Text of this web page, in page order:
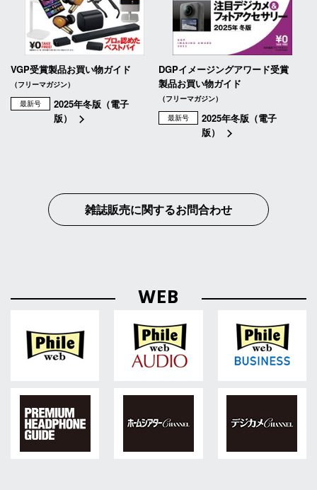
VGP受賞製品お買い物ガイド
（フリーマガジン）
最新号
2025年冬版（電子
版）
DGPイメージングアワード受賞
製品お買い物ガイド
（フリーマガジン）
最新号
2025年冬版（電子
版）
雑誌販売に関するお問合わせ
WEB